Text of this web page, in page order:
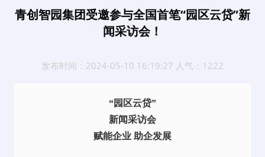
青创智园集团受邀参与全国首笔“园区云贷”新
闻采访会！
发布时间：2024-05-10 16:19:27 人气：1222
“园区云贷”
新闻采访会
赋能企业 助企发展